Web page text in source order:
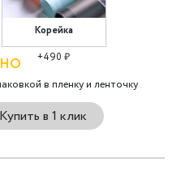
Корейка
+490 ₽
в пленку и ленточку
Купить в 1 клик